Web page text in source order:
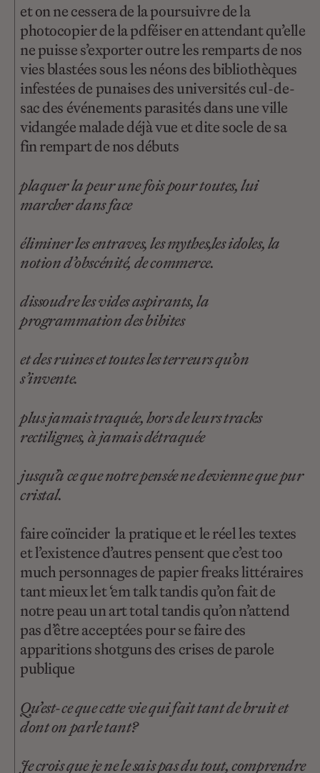
et on ne cessera de la poursuivre de la
photocopier de la pdféiser en attendant qu’elle
ne puisse s’exporter outre les remparts de nos
vies blastées sous les néons des bibliothèques
infestées de punaises des universités cul-de-
sac des événements parasités dans une ville
vidangée malade déjà vue et dite socle de sa
fin rempart de nos débuts
plaquer la peur une fois pour toutes, lui
marcher dans face
éliminer les entraves, les mythes,les idoles, la
notion d’obscénité, de commerce.
dissoudre les vides aspirants, la
programmation des bibites
et des ruines et toutes les terreurs qu’on
s’invente.
plus jamais traquée, hors de leurs tracks
rectilignes, à jamais détraquée
jusqu’à ce que notre pensée ne devienne que pur
cristal.
faire coïncider la pratique et le réel les textes
et l’existence d’autres pensent que c’est too
much personnages de papier freaks littéraires
tant mieux let ‘em talk tandis qu’on fait de
notre peau un art total tandis qu’on n’attend
pas d’être acceptées pour se faire des
apparitions shotguns des crises de parole
publique
Qu’est-ce que cette vie qui fait tant de bruit et
dont on parle tant?
Je crois que je ne le sais pas du tout, comprendre